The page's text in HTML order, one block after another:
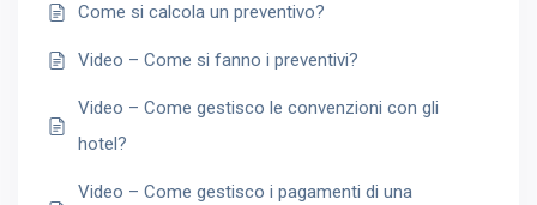
Come si calcola un preventivo?
Video – Come si fanno i preventivi?
Video – Come gestisco le convenzioni con gli
hotel?
Video – Come gestisco i pagamenti di una